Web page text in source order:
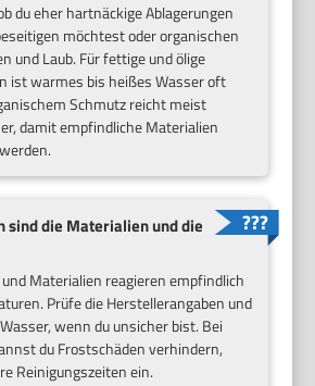
du eher hartnäckige Ablagerungen
möchtest oder organischen
und Laub. Für fettige und ölige
ist warmes bis heißes Wasser oft
Schmutz reicht meist
damit empfindliche Materialien
sind die Materialien und die
Materialien reagieren empfindlich
Prüfe die Herstellerangaben und
wenn du unsicher bist. Bei
du Frostschäden verhindern,
Reinigungszeiten ein.